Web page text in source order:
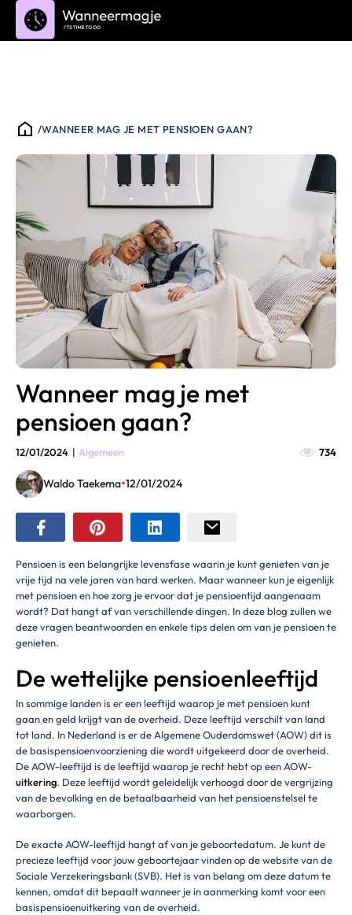
/WANNEER MAG JE MET PENSIOEN GAAN?
Wanneer mag je met
pensioen gaan?
12/01/2024 | Algemeen 734
Waldo Taekema•12/01/2024
Pensioen is een belangrijke levensfase waarin je kunt genieten van je
vrije tijd na vele jaren van hard werken. Maar wanneer kun je eigenlijk
met pensioen en hoe zorg je ervoor dat je pensioentijd aangenaam
wordt? Dat hangt af van verschillende dingen. In deze blog zullen we
deze vragen beantwoorden en enkele tips delen om van je pensioen te
genieten.
De wettelijke pensioenleeftijd
In sommige landen is er een leeftijd waarop je met pensioen kunt
gaan en geld krijgt van de overheid. Deze leeftijd verschilt van land
tot land. In Nederland is er de Algemene Ouderdomswet (AOW) dit is
de basispensioenvoorziening die wordt uitgekeerd door de overheid.
De AOW-leeftijd is de leeftijd waarop je recht hebt op een AOW-
uitkering. Deze leeftijd wordt geleidelijk verhoogd door de vergrijzing
van de bevolking en de betaalbaarheid van het pensioenstelsel te
waarborgen.
De exacte AOW-leeftijd hangt af van je geboortedatum. Je kunt de
precieze leeftijd voor jouw geboortejaar vinden op de website van de
Sociale Verzekeringsbank (SVB). Het is van belang om deze datum te
kennen, omdat dit bepaalt wanneer je in aanmerking komt voor een
basispensioenuitkering van de overheid.